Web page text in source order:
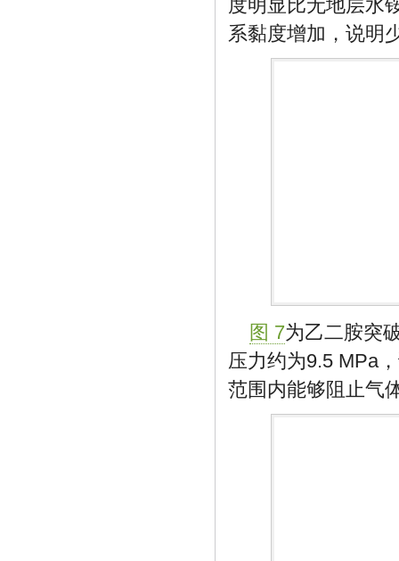
度明显比无地层水
系黏度增加，说明
图 7为乙二胺突
压力约为9.5 MPa
范围内能够阻止气